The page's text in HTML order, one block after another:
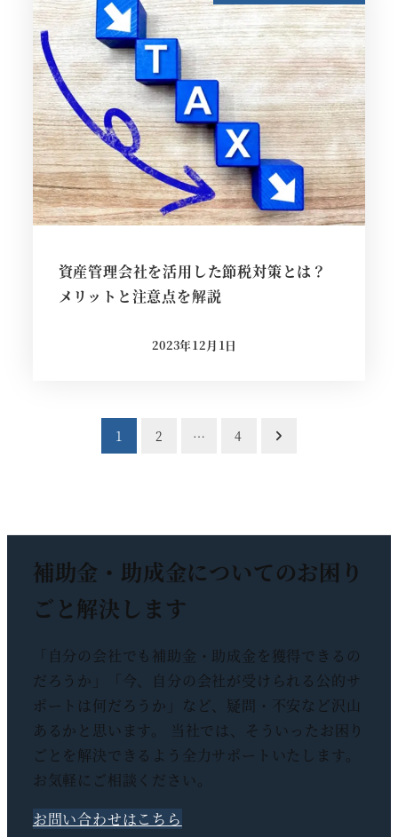
資産管理会社を活用した節税対策とは？
メリットと注意点を解説
投稿日
2023年12月1日
ペ
ー
ジ
送
り
1 2 … 4
補助金・助成金についてのお困り
ごと解決します
「自分の会社でも補助金・助成金を獲得できるの
だろうか」「今、自分の会社が受けられる公的サ
ポートは何だろうか」など、疑問・不安など沢山
あるかと思います。 当社では、そういったお困り
ごとを解決できるよう全力サポートいたします。
お気軽にご相談ください。
お問い合わせはこちら